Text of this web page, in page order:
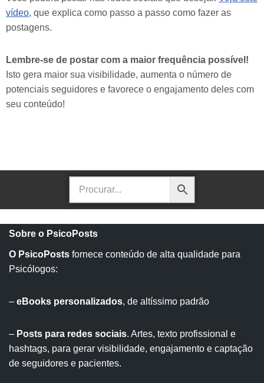
vídeo, que explica como passo a passo como fazer as
postagens.
Lembre-se de postar com a maior frequência possível!
Isto gera maior sua visibilidade, aumenta o número de
potenciais seguidores e favorece o engajamento deles com
seu conteúdo!
Sobre o PsicoPosts
O PsicoPosts fornece conteúdo de alta qualidade para
Psicólogos:
– eBooks personalizados, de altíssimo padrão
– Posts para redes sociais. Artes, texto profissional e
hashtags, para gerar visibilidade, engajamento e captação
de seguidores e pacientes.